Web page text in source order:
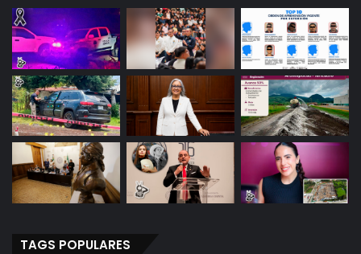
TAGS POPULARES